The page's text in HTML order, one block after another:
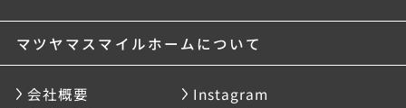
マツヤマスマイルホームについて
会社概要
Instagram